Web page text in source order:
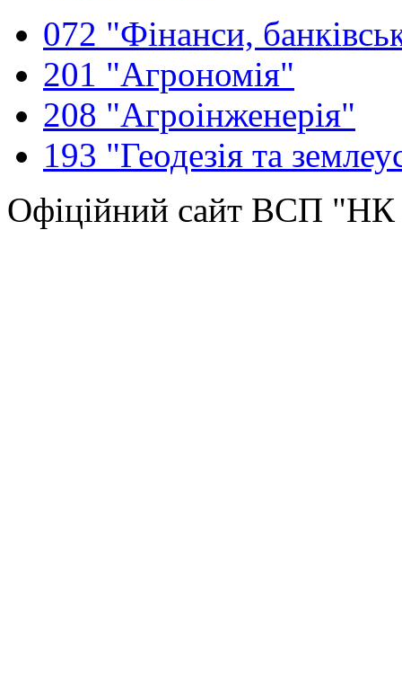
072 "Фінанси,
201 "Агрономія"
208 "Агроінженерія"
193 "Геодезія та
Офіційний сайт ВСП